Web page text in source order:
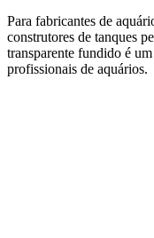
Para fabricantes de
construtores de tanques
transparente fundido é
profissionais de aquários.